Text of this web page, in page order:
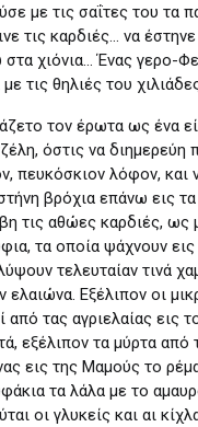
με τις σαΐτες του τα
τις καρδιές… να
χιόνια… Ένας γερο-
με τις θηλιές του
τον έρωτα ως ένα
όστις να διημερεύη
πευκόσκιον λόφον, και
βρόχια επάνω εις τα
τις αθώες καρδιές, ως
τα οποία ψάχνουν εις
τελευταίαν τινά
ελαιώνα. Εξέλιπον οι
από τας αγριελαίας εις
εξέλιπον τα μύρτα από
εις της Μαμούς το
τα λάλα με το
οι γλυκείς και αι